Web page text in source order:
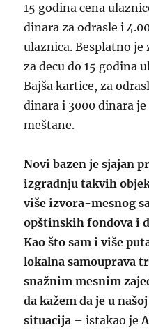
15 godina cena
dinara za odrasle i
ulaznica. Besplatno je
za decu do 15 godina
Bajša kartice, za
dinara i 3000 dinara
meštane.
Novi bazen je sjajan
izgradnju takvih
više izvora-mesnog
opštinskih fondova i
Kao što sam i više
lokalna samouprava
snažnim mesnim
da kažem da je u
situacija – istakao je